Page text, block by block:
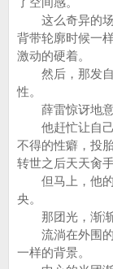
这么奇异的场
背带轮廓时候一
激动的硬着。
然后，那发自
性。
薛雷惊讶地意
他赶忙让自己
不得的性癖，投
转世之后天天肏
但马上，他的
央。
那团光，渐渐
流淌在外围的
一样的背景。